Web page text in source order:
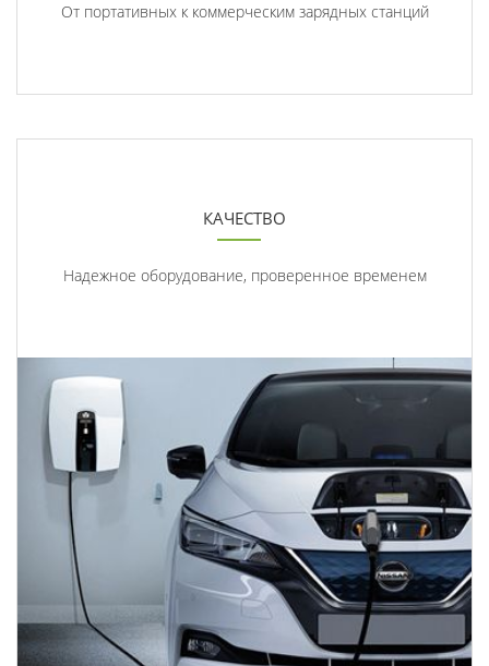
От портативных к коммерческим зарядных станций
КАЧЕСТВО
Надежное оборудование, проверенное временем